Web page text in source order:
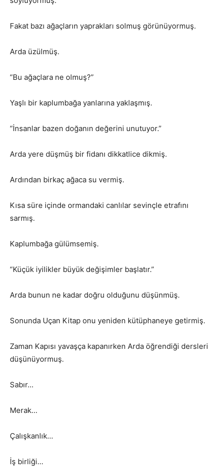
Fakat bazı ağaçların yaprakları solmuş görünüyormuş.
Arda üzülmüş.
“Bu ağaçlara ne olmuş?”
Yaşlı bir kaplumbağa yanlarına yaklaşmış.
“İnsanlar bazen doğanın değerini unutuyor.”
Arda yere düşmüş bir fidanı dikkatlice dikmiş.
Ardından birkaç ağaca su vermiş.
Kısa süre içinde ormandaki canlılar sevinçle etrafını
sarmış.
Kaplumbağa gülümsemiş.
“Küçük iyilikler büyük değişimler başlatır.”
Arda bunun ne kadar doğru olduğunu düşünmüş.
Sonunda Uçan Kitap onu yeniden kütüphaneye getirmiş.
Zaman Kapısı yavaşça kapanırken Arda öğrendiği dersleri
düşünüyormuş.
Sabır…
Merak…
Çalışkanlık…
İş birliği…